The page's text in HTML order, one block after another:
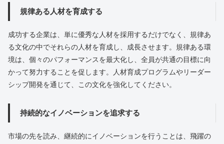
規律ある人材を育成する
成功する企業は、単に優秀な人材を採用するだけでなく、規律あ
る文化の中でそれらの人材を育成し、成長させます。規律ある環
境は、個々のパフォーマンスを最大化し、全員が共通の目標に向
かって努力することを促します。人材育成プログラムやリーダー
シップ開発を通じて、この文化を強化してください。
持続的なイノベーションを追求する
市場の先を読み、継続的にイノベーションを行うことは、飛躍の